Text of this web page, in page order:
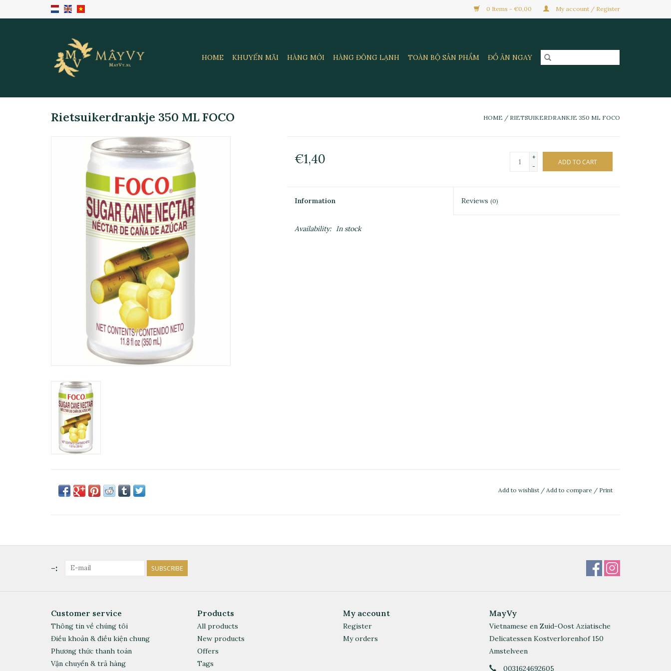
0 Items - €0,00 My account / Register
HOME KHUYẾN MÃI HÀNG MỚI HÀNG ĐÔNG LẠNH TOÀN BỘ SẢN PHẨM ĐỒ ĂN NGAY
Rietsuikerdrankje 350 ML FOCO HOME / RIETSUIKERDRANKJE 350 ML FOCO
€1,40
+
-
ADD TO CART
Information Reviews(0)
Availability: In stock
Add to wishlist / Add to compare / Print
-: SUBSCRIBE
Customer service
Thông tin về chúng tôi
Điều khoản & điều kiện chung
Phương thức thanh toán
Vận chuyển & trả hàng
Products
All products
New products
Offers
Tags
My account
Register
My orders
MayVy
Vietnamese en Zuid-Oost Aziatische
Delicatessen Kostverlorenhof 150
Amstelveen
0031624692605